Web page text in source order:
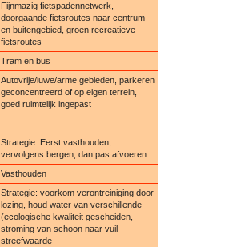
Fijnmazig fietspadennetwerk,
doorgaande fietsroutes naar centrum
en buitengebied, groen recreatieve
fietsroutes
Tram en bus
Autovrije/luwe/arme gebieden, parkeren
geconcentreerd of op eigen terrein,
goed ruimtelijk ingepast
Strategie: Eerst vasthouden,
vervolgens bergen, dan pas afvoeren
Vasthouden
Strategie: voorkom verontreiniging door
lozing, houd water van verschillende
(ecologische kwaliteit gescheiden,
stroming van schoon naar vuil
streefwaarde